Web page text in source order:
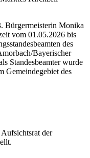
Bürgermeisterin Monika
vom 01.05.2026 bis
des
Bayerischer
Standesbeamter wurde
Gemeindegebiet des
der